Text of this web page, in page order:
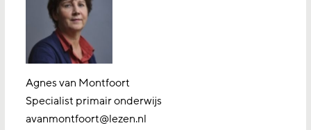
Agnes van Montfoort
Specialist primair onderwijs
avanmontfoort@lezen.nl